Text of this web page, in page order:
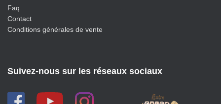
Faq
Contact
Conditions générales de vente
Suivez-nous sur les réseaux sociaux